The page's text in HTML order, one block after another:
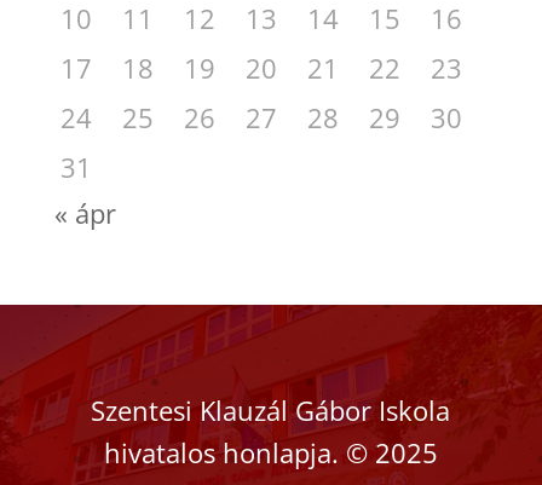
10
11 12 13 14 15
16
17
18 19 20 21 22
23
24
25 26 27 28 29
30
31
« ápr
Szentesi Klauzál Gábor Iskola
hivatalos honlapja. © 2025